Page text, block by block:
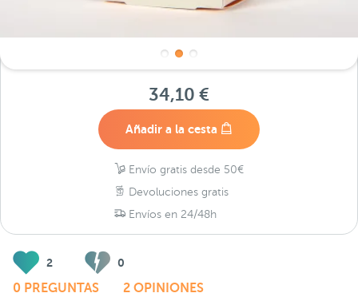
34,10 €
Añadir a la cesta
Envío gratis desde 50€
Devoluciones gratis
Envíos en 24/48h
2 0
0 PREGUNTAS 2 OPINIONES